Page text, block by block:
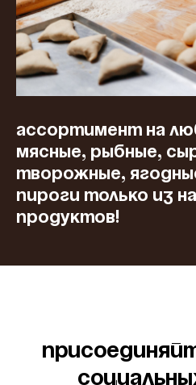
Ассортимент на
мясные, рыбные,
творожные,
пироги только из
продуктов!